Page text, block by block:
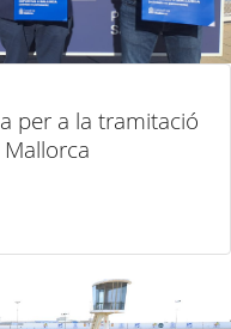
per a la tramitació